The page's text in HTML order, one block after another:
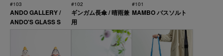
#103
ANDO GALLERY /
ANDO'S GLASS S
#102
ギンガム長傘 / 晴雨兼
用
#101
MAMBO バスソルト